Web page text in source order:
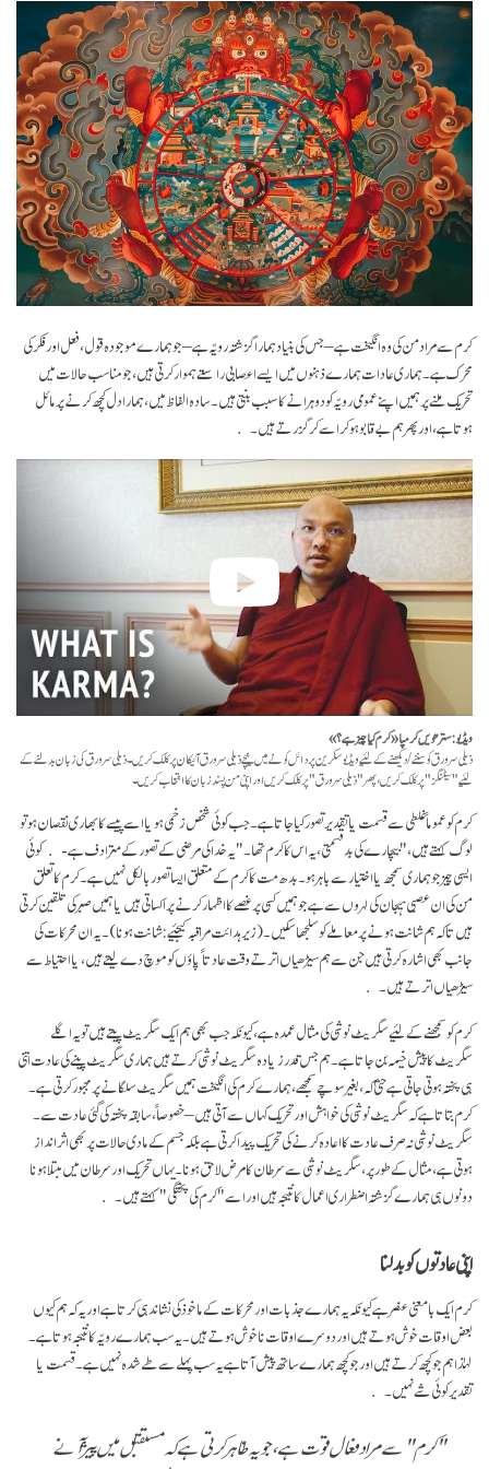
کرم سے مراد من کی وہ انگیخت ہے – جس کی بنیاد ہمارا گزشتہ رویّہ ہے – جو ہمارے موجودہ قول، فعل اور فکر کی
محرک ہے۔ ہماری عادات ہمارے ذہنوں میں ایسے اعصابی راستے ہموار کرتی ہیں، جو مناسب حالات میں
تحریک ملنے پر ہمیں اپنے عمومی رویّہ کو دوہرانے کا سبب بنتی ہیں۔ سادہ الفاظ میں، ہمارا دل کچھ کرنے پر مائل
ہوتا ہے، اور پھر ہم بے قابو ہو کر اسے کر گزرتے ہیں۔
ویڈیو: سترھویں کرمپا ـ «کرم کیا چیز ہے؟»
ذیلی سرورق کو سننے/دیکھنے کے لئیے ویڈیو سکرین پر دائں کونے میں نیچے ذیلی سرورق آئیکان پر کلک کریں۔ ذیلی سرورق کی زبان بدلنے کے
لئیے "سیٹنگز" پر کلک کریں، پھر "ذیلی سرورق" پر کلک کریں اور اپنی من پسند زبان کا انتخاب کریں۔
کرم کو عموماً غلطی سے قسمت یا تقدیر تصور کیا جاتا ہے۔ جب کوئی شخص زخمی ہو یا اسے پیسے کا بھاری نقصان ہو تو
لوگ کہتے ہیں،" بیچارے کی بد قسمتی، یہ اس کا کرم تھا۔" یہ خدا کی مرضی کے تصور کے مترادف ہے - کوئی
ایسی چیز جو ہماری سمجھ یا اختیار سے باہر ہو۔ بدھ مت کا کرم کے متعلق ایسا تصور بالکل نہیں ہے۔ کرم کا تعلق
من کی ان عصبی ہیجان کی لہروں سے ہے جو ہمیں کسی پر غصے کا اظہار کرنے پر اکساتی ہیں یا ہمیں صبر کی تلقین کرتی
ہیں تا کہ ہم شانت ہونے پر معاملے کو سلجھا سکیں۔ (زیر ہدائت مراقبہ کیجئیے: شانت ہونا)۔ یہ ان محرکات کی
جانب بھی اشارہ کرتی ہیں جن سے ہم سیڑھیاں اترتے وقت عادتاً پاؤں کو موچ دے لیتے ہیں، یا احتیاط سے
سیڑھیاں اترتے ہیں۔
کرم کو سمجھنے کے لئیے سگریٹ نوشی کی مثال عمدہ ہے، کیونکہ جب بھی ہم ایک سگریٹ پیتے ہیں تو یہ اگلے
سگریٹ کا پیش خیمہ بن جاتا ہے۔ ہم جس قدر زیادہ سگریٹ نوشی کرتے ہیں ہماری سگریٹ پینے کی عادت اتنی
ہی پختہ ہوتی جاتی ہے حتیٰ کہ، بغیر سوچے سمجھے، ہمارے کرم کی انگیخت ہمیں سگریٹ سلگانے پر مجبور کرتی ہے۔
کرم بتاتا ہے کہ سگریٹ نوشی کی خواہش اور تحریک کہاں سے آتی ہیں – خصوصاً، سابقہ پختہ کی گئی عادت سے۔
سگریٹ نوشی نہ صرف عادت کا اعادہ کرنے کی تحریک پیدا کرتی ہے بلکہ جسم کے مادی حالات پر بھی اثر انداز
ہوتی ہے، مثال کے طور پر، سگریٹ نوشی سے سرطان کا مرض لاحق ہونا۔ یہاں تحریک اور سرطان میں مبتلا ہونا
دونوں ہی ہمارے گزشتہ اضطراری اعمال کا نتیجہ ہیں اور اسے "کرم کی پختگی" کہتے ہیں۔
اپنی عادتوں کو بدلنا
کرم ایک بامعنی عنصر ہے کیونکہ یہ ہمارے جذبات اور محرکات کے ماخوذ کی نشاندہی کرتا ہے اور یہ کہ ہم کیوں
بعض اوقات خوش ہوتے ہیں اور دوسرے اوقات نا خوش ہوتے ہیں۔ یہ سب ہمارے رویّہ کا نتیجہ ہوتا ہے۔
لہٰذا ہم جو کچھ کرتے ہیں اور جو کچھ ہمارے ساتھ پیش آتا ہے یہ سب پہلے سے طے شدہ نہیں ہے۔ قسمت یا
تقدیر کوئی شے نہیں۔
"کرم" سے مراد فعال قوت ہے، جو یہ ظاہر کرتی ہے کہ مستقبل میں پیژ آنے